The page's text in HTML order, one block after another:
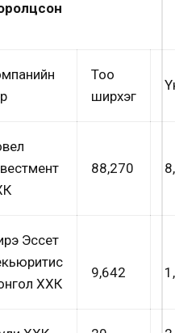
Тоо
ширхэг
88,270
Эссет
ХХК
9,642